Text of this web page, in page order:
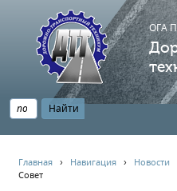
ОГА
НАВИГАЦИЯ
Главная › Навигация › Новости
Совет